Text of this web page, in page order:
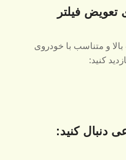
فیلتر
و متناسب با خودروی
کنید:
دنبال کنید: